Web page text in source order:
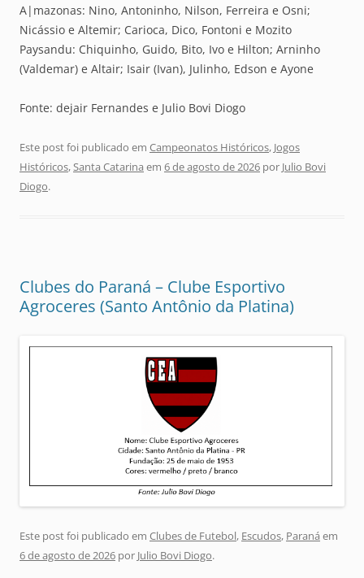
A|mazonas: Nino, Antoninho, Nilson, Ferreira e Osni;
Nicássio e Altemir; Carioca, Dico, Fontoni e Mozito
Paysandu: Chiquinho, Guido, Bito, Ivo e Hilton; Arninho
(Valdemar) e Altair; Isair (Ivan), Julinho, Edson e Ayone
Fonte: dejair Fernandes e Julio Bovi Diogo
Este post foi publicado em Campeonatos Históricos, Jogos
Históricos,Santa Catarina em 6 de agosto de 2026 por Julio Bovi
Diogo.
Clubes do Paraná – Clube Esportivo
Agroceres (Santo Antônio da Platina)
Este post foi publicado em Clubes de Futebol, Escudos, Paraná em
6 de agosto de 2026 por Julio Bovi Diogo.